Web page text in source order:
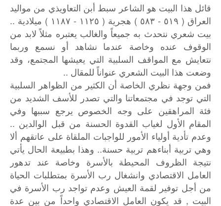
قائل هذا البيت هو الشاعر سبط أبن التعاويذي من مواليد
العراق ( ٥١٩ - ٥٨٣ ) هجرية ( ١١٢٥ - ١١٨٧ ) ميلادية ..
بيت شعري نتحدث به جميعاً والغالب يعتبره مثلاً لابد من
الوقوف عنده وخاصة عندما نشاهد أو نسمع وربما
نتعايش مع المواقف السلبية التي يعيشها المجتمع، وقد
وضعت هذا البيت الشعري عنواناً للمقال ..
فمن وجهة نظري الخاصة أن الكثير من الظواهر السلبية
التي توجد في مجتمعاتنا والتي تصدر للأسف الشديد من
فئة المراهقين على وجه الخصوص يرجع سببها وفي
المقام الأول لغياب القدوة الحسنة من قبل الوالدين ..
وعدم تأدية أولياء الأمور للواجبات الملقاة على عاتقهم ألا
وهي تربية أبناءهم تربية حسنة.. وهذا بطبيعة الحال يأتي
نتيجة الظروف المحيطة بالأسرة وخاصة عند تدهور
العامل الاقتصادي وانشغال رب الأسرة بمتطلبات الحياة
من أجل توفير لقمة العيش وعدم تواجد رب الأسرة في
البيت , قد يكون العامل الاقتصادي واحداً من بين عدة